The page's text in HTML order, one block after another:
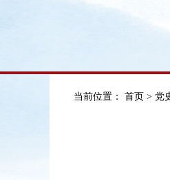
当前位置： 首页 > 党